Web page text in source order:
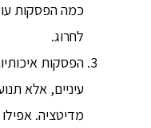
כמה הפסקות
לחרוג.
הפסקות
עיניים, אלא
מדיטציה.